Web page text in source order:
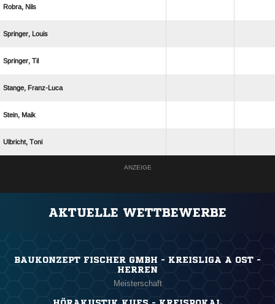
 
 
 
 
 
 
ANZEIGE
AKTUELLE WETTBEWERBE
BAUKONZEPT FISCHER GMBH - KREISLIGA A OST -
HERREN
Meisterschaft